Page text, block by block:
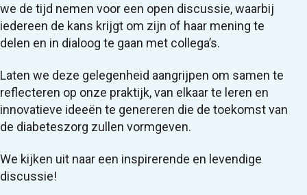
we de tijd nemen voor een open discussie, waarbij
iedereen de kans krijgt om zijn of haar mening te
delen en in dialoog te gaan met collega’s.
Laten we deze gelegenheid aangrijpen om samen te
reflecteren op onze praktijk, van elkaar te leren en
innovatieve ideeën te genereren die de toekomst van
de diabeteszorg zullen vormgeven.
We kijken uit naar een inspirerende en levendige
discussie!